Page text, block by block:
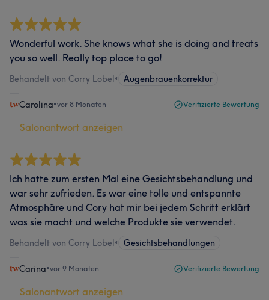
Wonderful work. She knows what she is doing and treats
you so well. Really top place to go!
Behandelt von Corry Lobel• Augenbrauenkorrektur
Carolina•vor 8 Monaten Verifizierte Bewertung
Salonantwort anzeigen
Ich hatte zum ersten Mal eine Gesichtsbehandlung und
war sehr zufrieden. Es war eine tolle und entspannte
Atmosphäre und Cory hat mir bei jedem Schritt erklärt
was sie macht und welche Produkte sie verwendet.
Behandelt von Corry Lobel• Gesichtsbehandlungen
Carina•vor 9 Monaten Verifizierte Bewertung
Salonantwort anzeigen